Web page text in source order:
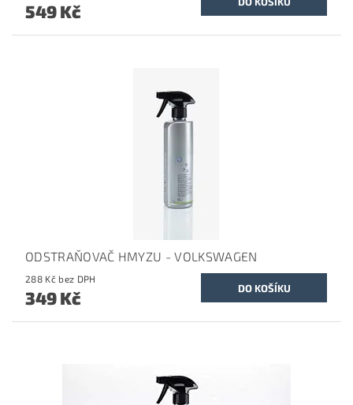
549 Kč
ODSTRAŇOVAČ HMYZU - VOLKSWAGEN
288 Kč bez DPH
349 Kč